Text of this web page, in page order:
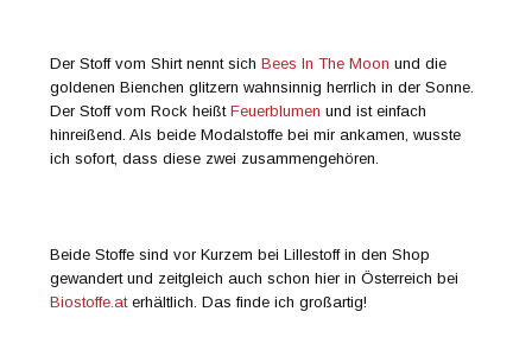
Der Stoff vom Shirt nennt sichBees In The Moon und die
goldenen Bienchen glitzern wahnsinnig herrlich in der Sonne.
Der Stoff vom Rock heißtFeuerblumen und ist einfach
hinreißend. Als beide Modalstoffe bei mir ankamen, wusste
ich sofort, dass diese zwei zusammengehören.
Beide Stoffe sind vor Kurzem bei Lillestoff in den Shop
gewandert und zeitgleich auch schon hier in Österreich bei
Biostoffe.aterhältlich. Das finde ich großartig!